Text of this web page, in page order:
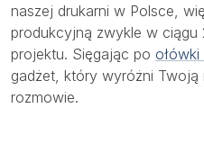
naszej drukarni w Polsce,
produkcyjną zwykle w ciągu
projektu. Sięgając po
gadżet, który wyróżni
rozmowie.